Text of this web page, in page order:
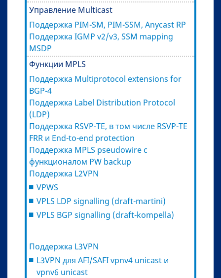
Управление Multicast
Поддержка PIM-SM, PIM-SSM, Anycast RP
Поддержка IGMP v2/v3, SSM mapping
MSDP
Функции MPLS
Поддержка Multiprotocol extensions for
BGP-4
Поддержка Label Distribution Protocol
(LDP)
Поддержка RSVP-TE, в том числе RSVP-TE
FRR и End-to-end protection
Поддержка MPLS pseudowire с
функционалом PW backup
Поддержка L2VPN
VPWS
VPLS LDP signalling (draft-martini)
VPLS BGP signalling (draft-kompella)
Поддержка L3VPN
L3VPN для AFI/SAFI vpnv4 unicast и
vpnv6 unicast